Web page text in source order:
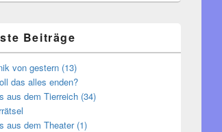
Beiträge
von gestern (13)
das alles enden?
aus dem Tierreich (34)
aus dem Theater (1)